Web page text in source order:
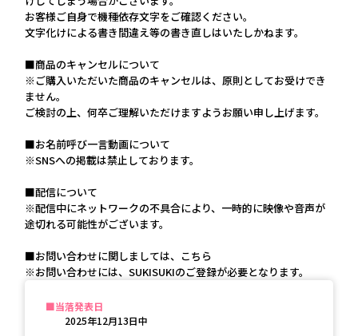
お客様ご自身で機種依存文字をご確認ください。
文字化けによる書き間違え等の書き直しはいたしかねます。
■商品のキャンセルについて
※ご購入いただいた商品のキャンセルは、原則としてお受けでき
ません。
ご検討の上、何卒ご理解いただけますようお願い申し上げます。
■お名前呼び一言動画について
※SNSへの掲載は禁止しております。
■配信について
※配信中にネットワークの不具合により、一時的に映像や音声が
途切れる可能性がございます。
■お問い合わせに関しましては、こちら
※お問い合わせには、SUKISUKIのご登録が必要となります。
当落発表日
2025年12月13日中